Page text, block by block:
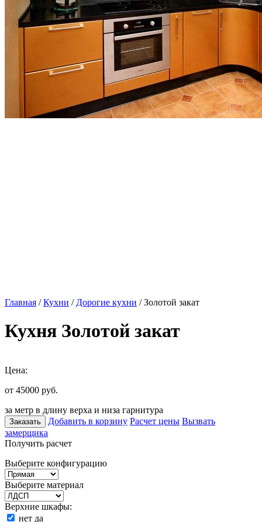
Главная /Кухни / Дорогие кухни / Золотой закат
Кухня Золотой закат
Цена:
от 45000 руб.
за метр в длину верха и низа гарнитура
Заказать Добавить в корзину Расчет цены Вызвать
замерщика
Получить расчет
Выберите конфигурацию
Выберите материал
Верхние шкафы:
нет да